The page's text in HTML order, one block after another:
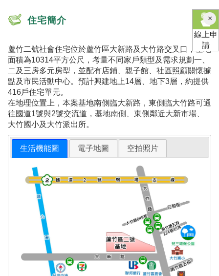
住宅簡介
蘆竹二號社會住宅位於蘆竹區大新路及大竹路交叉口，基地
面積為10314平方公尺，考量不同家戶類型及需求規劃一、
二及三房多元房型，並配有店鋪、親子館、社區照顧關懷據
點及市民活動中心。預計興建地上14層、地下3層，約提供
416戶住宅單元。
在地理位置上，本案基地南側臨大新路，東側臨大竹路可通
往國道1號與2號交流道，基地南側、東側鄰近大新市場、
大竹國小及大竹派出所。
生活機能圖 電子地圖 空拍照片
×關
閉
線上申
請